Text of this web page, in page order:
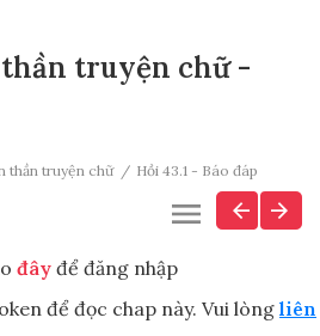
truyện chữ -
thần truyện chữ Hồi 43.1 - Báo đáp
đây để đăng nhập
để đọc chap này. Vui lòng liên